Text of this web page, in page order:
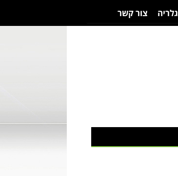
גלריה צור קשר